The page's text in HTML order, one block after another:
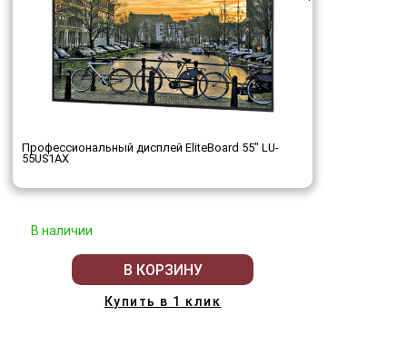
Профессиональный дисплей EliteBoard 55" LU-
55US1AX
В наличии
В КОРЗИНУ
Купить в 1 клик